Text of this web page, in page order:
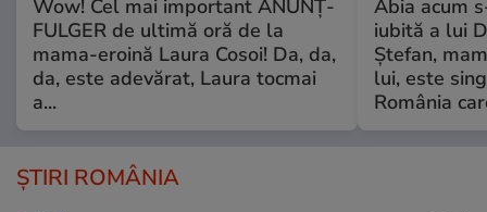
Wow! Cel mai important ANUNȚ-
FULGER de ultimă oră de la
mama-eroină Laura Cosoi! Da, da,
da, este adevărat, Laura tocmai
a...
Abia acum
iubită a lui
Ștefan,
lui, este
România
ȘTIRI ROMÂNIA